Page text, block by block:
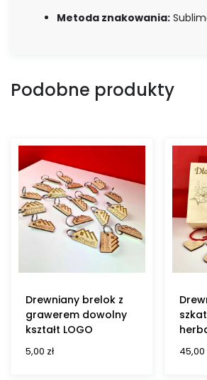
Metoda znakowania:
Podobne produkty
Drewniany brelok z
grawerem dowolny
kształt LOGO
5,00 zł 45,00